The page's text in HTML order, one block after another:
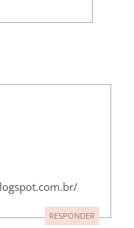
RESPONDER